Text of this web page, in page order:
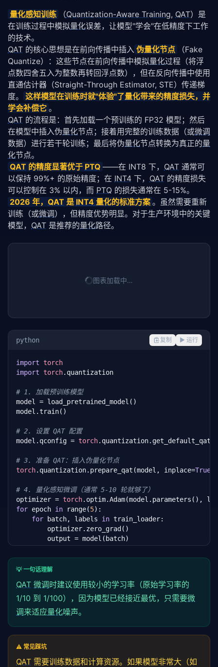
量化感知训练 （Quantization-Aware Training, QAT）是
在训练过程中模拟量化误差，让模型"学会"在低精度下工作
的技术。
QAT 的核心思想是在前向传播中插入 伪量化节点
（Fake
Quantize）：这些节点在前向传播中模拟量化过程（将浮
点数四舍五入为整数再转回浮点数），但在反向传播中使用
直通估计器（Straight-Through Estimator, STE）传递梯
度。
这样模型在训练时就"体验"了量化带来的精度损失，并
学会补偿它 。
QAT 的流程是：首先加载一个预训练的 FP32 模型；然后
在模型中插入伪量化节点；接着用完整的训练数据（或微调
数据）进行若干轮训练；最后将伪量化节点转换为真正的量
化节点。
QAT 的精度显著优于 PTQ ——在 INT8 下， QAT 通常可
以保持 99%+ 的原始精度；在 INT4 下， QAT 的精度损失
可以控制在 3% 以内，而 PTQ 的损失通常在 5-15%。
2026 年， QAT 是 INT4 量化的标准方案 。虽然需要重新
训练（或微调），但精度优势明显。对于生产环境中的关键
模型， QAT 是推荐的量化路径。
图表加载中…
python 复制 ▶ 运行
import torch
import torch.quantization
# 1. 加载预训练模型
model = load_pretrained_model()
model.train()
# 2. 设置 QAT 配置
model.qconfig = torch
# 3. 准备 QAT：插入伪量化节点
torch.quantization.prepare_qat(model, inplace=True
# 4. 量化感知微调（通常 5-10 轮就够了）
optimizer = torch.optim.Adam(model.parameters(), lr=
for epoch in range(5):
for batch, labels in train_loader:
        optimizer.zero_grad()
        output = model(batch)
        loss = criterion(output, labels)
        loss.backward()
        optimizer.step()
# 5. 转换为推理模式并真正量化
torch.quantization.convert(model, inplace=
# 6. 验证
accuracy = evaluate(model, test_loader)
print(f"QAT INT8 精度: {accuracy:.4f}"
💡 一句话理解
QAT 微调时建议使用较小的学习率（原始学习率的
1/10 到 1/100），因为模型已经接近最优，只需要微
调来适应量化噪声。
⚠️ 常见踩坑
QAT 需要训练数据和计算资源。如果模型非常大（如